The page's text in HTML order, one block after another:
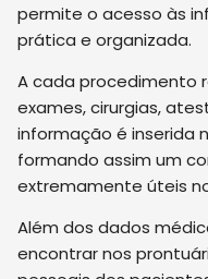
permite o acesso às
prática e organizada.
A cada procedimento
exames, cirurgias,
informação é inserida
formando assim um
extremamente úteis
Além dos dados
encontrar nos